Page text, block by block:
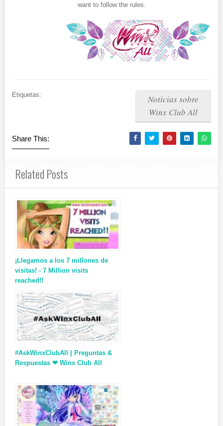
want to follow the rules.
Etiquetas:
Noticias sobre
Winx Club All
Share This:
Related Posts
¡Llegamos a los 7 millones de
visitas! - 7 Million visits
reached!!
#AskWinxClubAll | Preguntas &
Respuestas ❤ Winx Club All